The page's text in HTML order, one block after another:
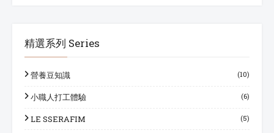
精選系列 Series
營養豆知識 (10)
小職人打工體驗 (6)
LE SSERAFIM (5)